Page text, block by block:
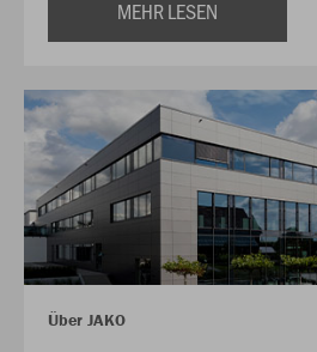
MEHR LESEN
Über JAKO